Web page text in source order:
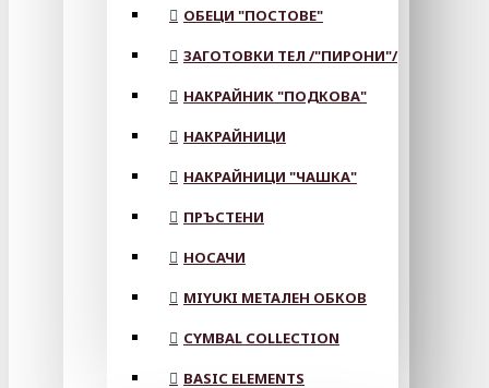
ОБЕЦИ "ПОСТОВЕ"
ЗАГОТОВКИ ТЕЛ /"ПИРОНИ"/
НАКРАЙНИК "ПОДКОВА"
НАКРАЙНИЦИ
НАКРАЙНИЦИ "ЧАШКА"
ПРЪСТЕНИ
НОСАЧИ
MIYUKI МЕТАЛЕН ОБКОВ
CYMBAL COLLECTION
BASIC ELEMENTS